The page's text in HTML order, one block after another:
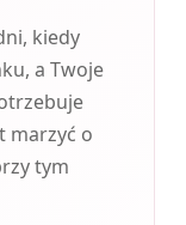
kiedy
a Twoje
marzyć o
tym